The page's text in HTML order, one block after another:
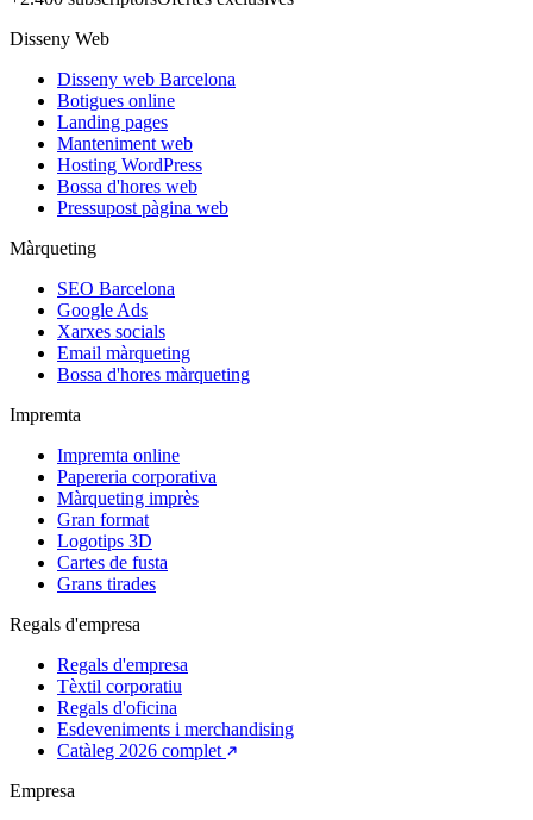
Disseny Web
Disseny web Barcelona
Botigues online
Landing pages
Manteniment web
Hosting WordPress
Bossa d'hores web
Pressupost pàgina web
Màrqueting
SEO Barcelona
Google Ads
Xarxes socials
Email màrqueting
Bossa d'hores màrqueting
Impremta
Impremta online
Papereria corporativa
Màrqueting imprès
Gran format
Logotips 3D
Cartes de fusta
Grans tirades
Regals d'empresa
Regals d'empresa
Tèxtil corporatiu
Regals d'oficina
Esdeveniments i merchandising
Catàleg 2026 complet
Empresa